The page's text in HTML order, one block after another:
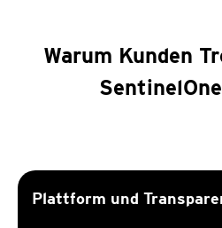
Warum Kunden
Plattform und